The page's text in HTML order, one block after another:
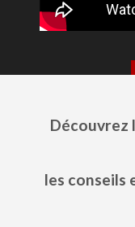
Découvrez
les conseils